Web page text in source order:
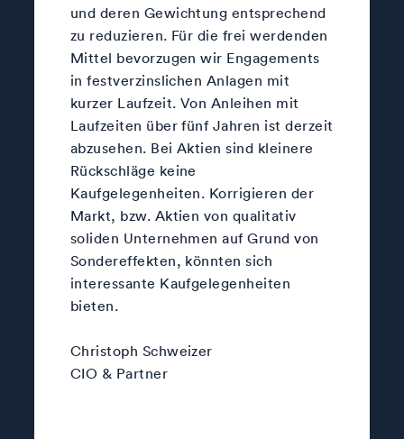
und deren Gewichtung entsprechend
zu reduzieren. Für die frei werdenden
Mittel bevorzugen wir Engagements
in festverzinslichen Anlagen mit
kurzer Laufzeit. Von Anleihen mit
Laufzeiten über fünf Jahren ist derzeit
abzusehen. Bei Aktien sind kleinere
Rückschläge keine
Kaufgelegenheiten. Korrigieren der
Markt, bzw. Aktien von qualitativ
soliden Unternehmen auf Grund von
Sondereffekten, könnten sich
interessante Kaufgelegenheiten
bieten.
Christoph Schweizer
CIO & Partner